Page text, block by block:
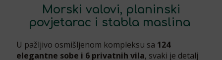
Morski valovi, planinski
povjetarac i stabla maslina
U pažljivo osmišljenom kompleksu sa 124
elegantne sobe i 6 privatnih vila, svaki je detalj